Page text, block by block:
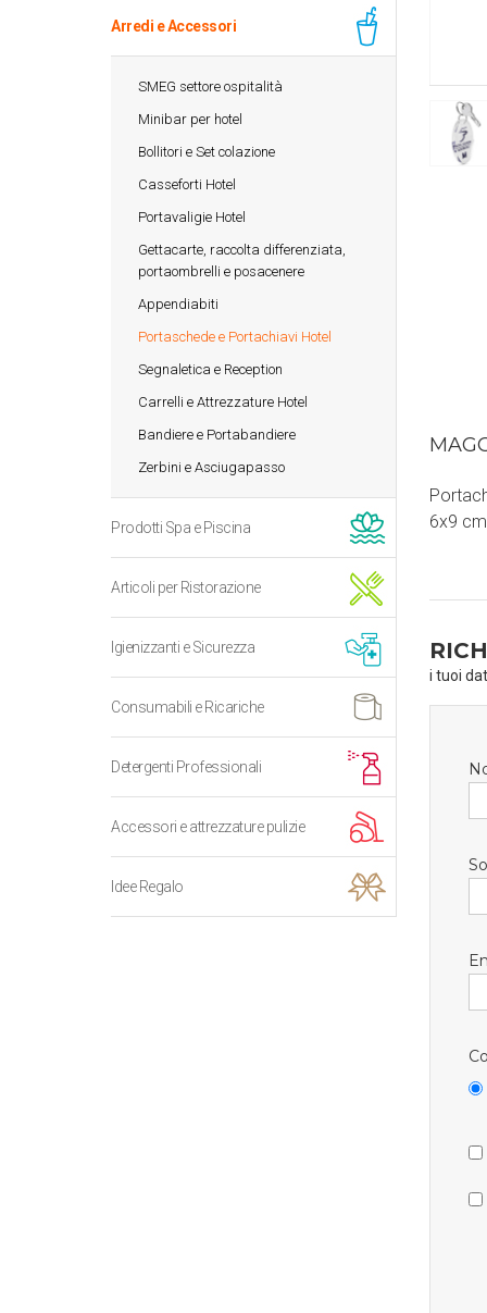
Arredi e Accessori
SMEG settore ospitalità
Minibar per hotel
Bollitori e Set colazione
Casseforti Hotel
Portavaligie Hotel
Gettacarte, raccolta differenziata,
portaombrelli e posacenere
Appendiabiti
Portaschede e Portachiavi Hotel
Segnaletica e Reception
Carrelli e Attrezzature Hotel
Bandiere e Portabandiere
Zerbini e Asciugapasso
Prodotti Spa e Piscina
Articoli per Ristorazione
Igienizzanti e Sicurezza
Consumabili e Ricariche
Detergenti Professionali
Accessori e attrezzature pulizie
Idee Regalo
6x9
i tuoi